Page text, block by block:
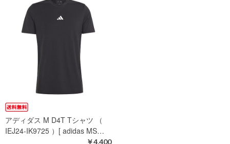
アディダス M D4T Tシャツ （
IEJ24-IK9725 ）[ adidas MS…
￥4,400